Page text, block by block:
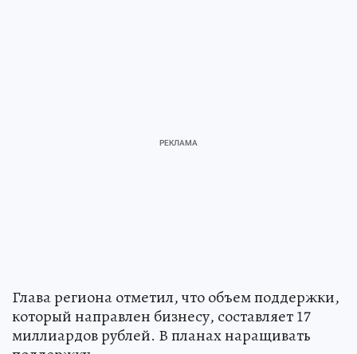
Глава региона отметил, что объем поддержки,
который направлен бизнесу, составляет 17
миллиардов рублей. В планах наращивать